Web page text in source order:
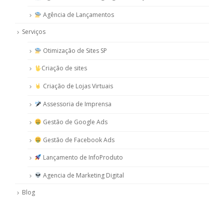
Agência de Lançamentos
Serviços
Otimização de Sites SP
Criação de sites
Criação de Lojas Virtuais
Assessoria de Imprensa
Gestão de Google Ads
Gestão de Facebook Ads
Lançamento de InfoProduto
Agencia de Marketing Digital
Blog